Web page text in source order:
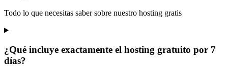
Todo lo que necesitas saber sobre nuestro hosting gratis
¿Qué incluye exactamente el hosting gratuito por 7
días?